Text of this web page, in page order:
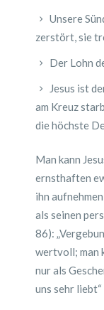
Unsere
zerstört, sie
Der Lohn
Jesus ist
am Kreuz
die höchste
Man kann
ernsthaften
ihn
als seinen
86):
wertvoll; man
nur als
uns sehr liebt“